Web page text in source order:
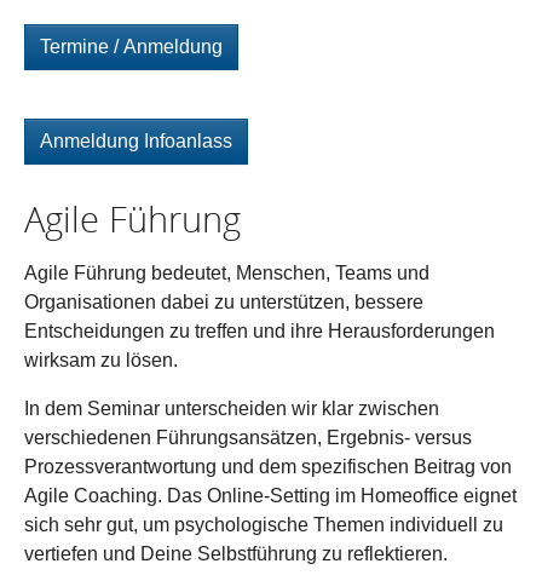
Termine / Anmeldung
Anmeldung Infoanlass
Agile Führung
Agile Führung bedeutet, Menschen, Teams und
Organisationen dabei zu unterstützen, bessere
Entscheidungen zu treffen und ihre Herausforderungen
wirksam zu lösen.
In dem Seminar unterscheiden wir klar zwischen
verschiedenen Führungsansätzen, Ergebnis- versus
Prozessverantwortung und dem spezifischen Beitrag von
Agile Coaching. Das Online-Setting im Homeoffice eignet
sich sehr gut, um psychologische Themen individuell zu
vertiefen und Deine Selbstführung zu reflektieren.